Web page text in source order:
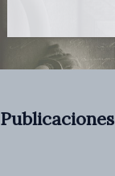
Publicaciones